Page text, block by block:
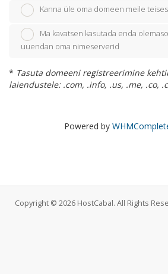
Kanna üle oma domeen meile
Ma kavatsen kasutada enda
uuendan oma nimeserverid
* Tasuta domeeni registreerimine
laiendustele: .com, .info, .us, .me, .co,
Powered by
Copyright © 2026 HostCabal. All Rights